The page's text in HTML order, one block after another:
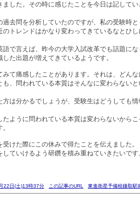
ました。その時に感じたことを今日は記してい
過去問を分析していたのですが、私の受験時と
のトレンドはかなり変わってきているなとひし
語で言えば、昨今の大学入試改革でも話題にな
た出題が増えてきているようです。
みて痛感したことがあります。それは、どんな
も、問われている本質はそんなに変わらないと
方は分かるでしょうが、受験生はどうしても情
たように問われている本質は変わらないからこ
けた際にこの休みで得たことを伝えました。
していけるよう研鑽を積み重ねていきたいです
22日(土)13時37分 この記事のURL 東進衛星予備校鎌取駅